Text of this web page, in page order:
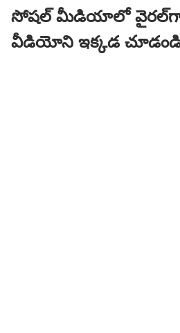
సోషల్​ మీడియాలో
వీడియోని ఇక్కడ